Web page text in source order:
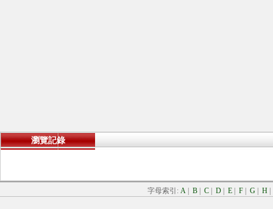
瀏覽記錄
字母索引: A B C D E F G H